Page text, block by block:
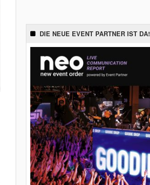
DIE NEUE EVENT PARTNER IST DA!